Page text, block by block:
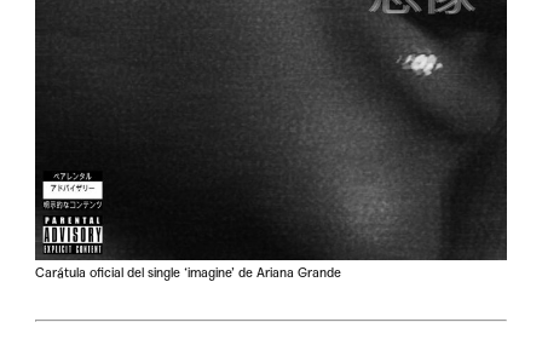
Carátula oficial del single ‘imagine’ de Ariana Grande